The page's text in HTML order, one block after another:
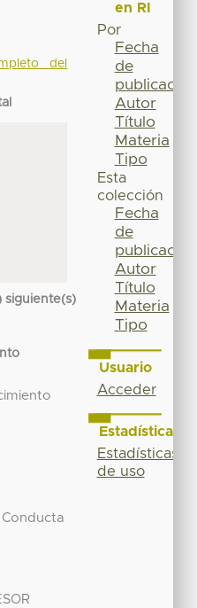
del
siguiente(s)
Conducta
en RI
Por
Fecha
de
publicación
Autor
Título
Materia
Tipo
Esta
colección
Fecha
de
publicación
Autor
Título
Materia
Tipo
Usuario
Acceder
Estadísticas
Estadísticas
de uso